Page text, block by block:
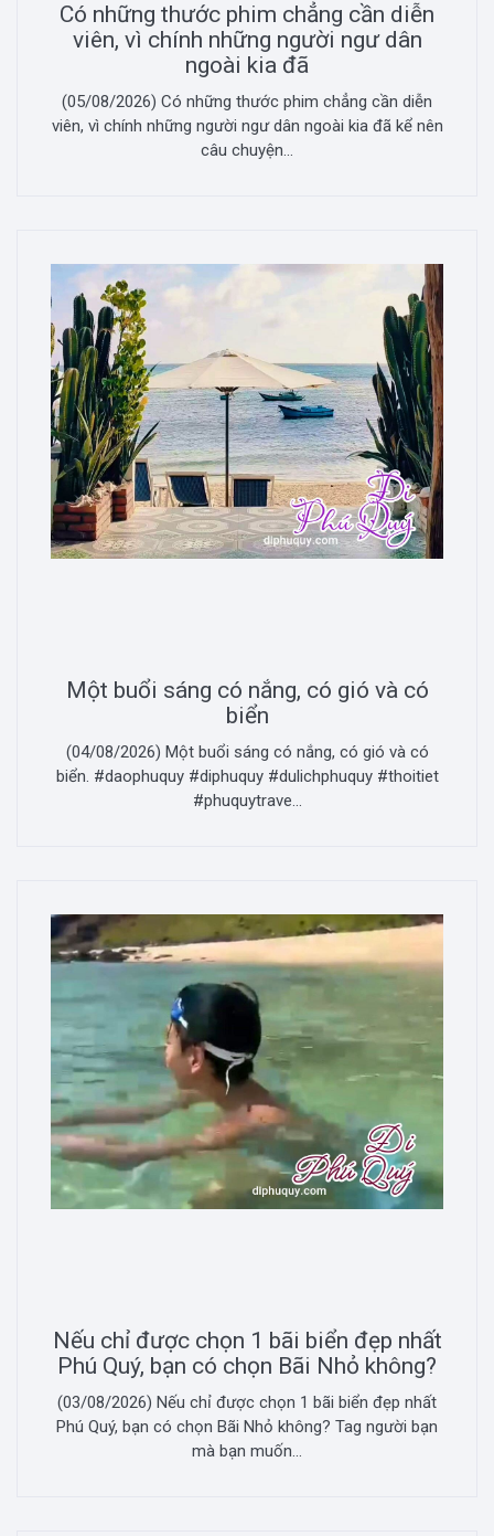
Có những thước phim chẳng cần diễn
viên, vì chính những người ngư dân
ngoài kia đã
(05/08/2026) Có những thước phim chẳng cần diễn
viên, vì chính những người ngư dân ngoài kia đã kể nên
câu chuyện...
Một buổi sáng có nắng, có gió và có
biển
(04/08/2026) Một buổi sáng có nắng, có gió và có
biển. #daophuquy #diphuquy #dulichphuquy #thoitiet
#phuquytrave...
Nếu chỉ được chọn 1 bãi biển đẹp nhất
Phú Quý, bạn có chọn Bãi Nhỏ không?
(03/08/2026) Nếu chỉ được chọn 1 bãi biển đẹp nhất
Phú Quý, bạn có chọn Bãi Nhỏ không? Tag người bạn
mà bạn muốn...